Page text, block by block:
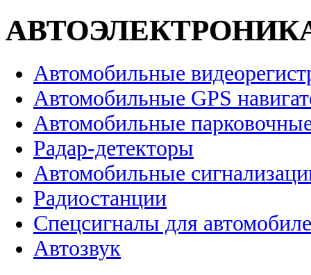
Автомобильные
Автомобильные GPS
Автомобильные
Радар-детекторы
Автомобильные
Радиостанции
Спецсигналы для
Автозвук